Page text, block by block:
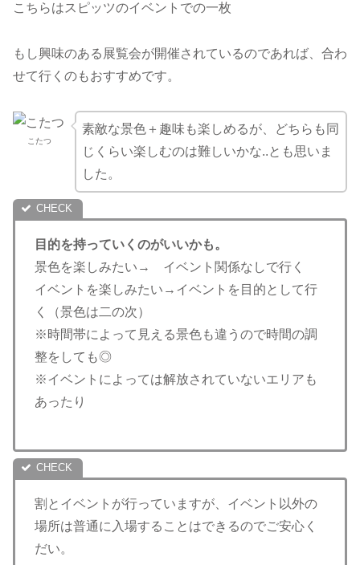
こちらはスピッツのイベントでの一枚
もし興味のある展覧会が開催されているのであれば、合わ
せて行くのもおすすめです。
こたつ
素敵な景色＋趣味も楽しめるが、どちらも同
じくらい楽しむのは難しいかな..とも思いま
した。
目的を持っていくのがいいかも。
景色を楽しみたい→ イベント関係なしで行く
イベントを楽しみたい→イベントを目的として行
く（景色は二の次）
※時間帯によって見える景色も違うので時間の調
整をしても◎
※イベントによっては解放されていないエリアも
あったり
割とイベントが行っていますが、イベント以外の
場所は普通に入場することはできるのでご安心く
だい。